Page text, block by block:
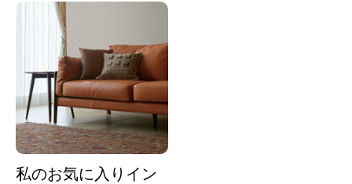
Blog
About us
for Business
Recruit
Contact
私のお気に入りイン